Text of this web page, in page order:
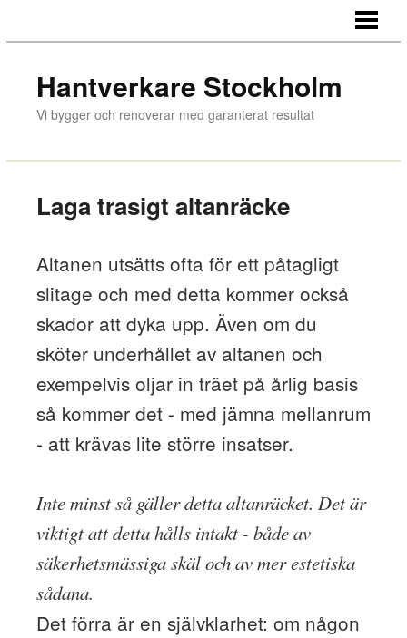
OM OSS
Hantverkare Stockholm
Vi bygger och renoverar med garanterat resultat
Laga trasigt altanräcke
Altanen utsätts ofta för ett påtagligt
slitage och med detta kommer också
skador att dyka upp. Även om du
sköter underhållet av altanen och
exempelvis oljar in träet på årlig basis
så kommer det - med jämna mellanrum
- att krävas lite större insatser.
Inte minst så gäller detta altanräcket. Det är
viktigt att detta hålls intakt - både av
säkerhetsmässiga skäl och av mer estetiska
sådana.
Det förra är en självklarhet: om någon